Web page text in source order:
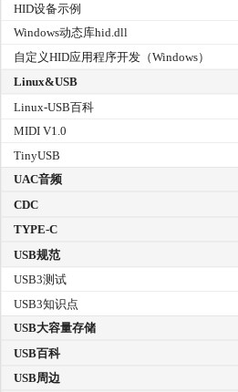
HID设备示例
Windows动态库hid.dll
自定义HID应用程序开发（Windows）
Linux&USB
Linux-USB百科
MIDI V1.0
TinyUSB
UAC音频
CDC
TYPE-C
USB规范
USB3测试
USB3知识点
USB大容量存储
USB百科
USB周边